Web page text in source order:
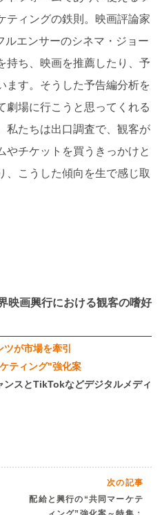
ティングの鉄則。映画評論家
ルエンサーのシネマ・ジョー
持ち、映画を推薦したり、予
ます。そうした予告編分析を
劇場に行こうと思ってくれる
私たちは出口調査で、観客が
やチケットを買うきっかけと
、こうした傾向を生で感じ取
映画興行における観客の嗜好
が市場を牽引
ティング"強化案
スとTikTokなどデジタルメディ
次の記事
配給と興行の“共同マーケテ